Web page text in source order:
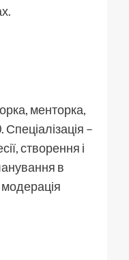
менторка,
Спеціалізація –
створення і
в